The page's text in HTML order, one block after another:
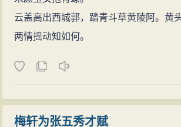
云盖高出西城郭，踏青斗草黄陵阿。黄
两情摇动知如何。
梅轩为张五秀才赋